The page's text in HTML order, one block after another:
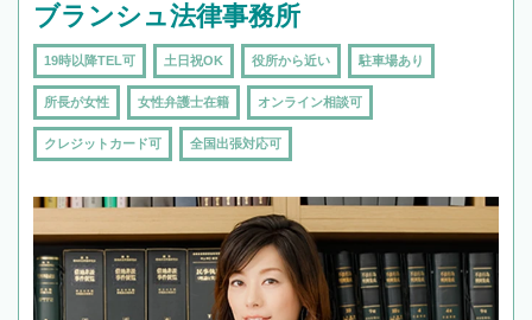
ブランシュ法律事務所
19時以降TEL可 土日祝OK 役所から近い 駐車場あり
所長が女性 女性弁護士在籍 オンライン相談可
クレジットカード可 全国出張対応可